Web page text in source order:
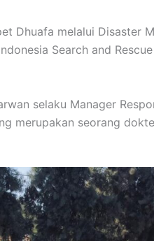
Dhuafa melalui Disaster
Search and
selaku Manager
merupakan seorang